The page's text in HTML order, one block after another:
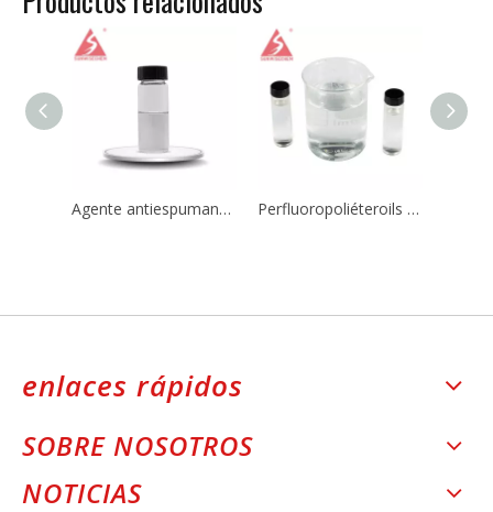
Agente antiespumante Polidimetilsiloxano PDMS Emulsión Agente antiespumante Agente antiespumante Perfluoropoliéteroils PFPE Líquido refrigerante Perfluoropoliéter CAS 60164-51-4
enlaces rápidos
SOBRE NOSOTROS
NOTICIAS